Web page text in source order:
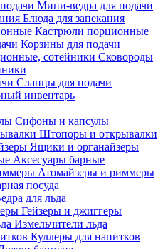
Мини-ведра для подачи
Блюда для запекания
Кастрюли порционные
Корзины для подачи
Сковороды
Сланцы для подачи
инвентарь
Сифоны и капсулы
Штопоры и открывалки
Ящики и органайзеры
Аксесуары барные
Атомайзеры и риммеры
посуда
для льда
Гейзеры и джиггеры
Измельчители льда
Куллеры для напитков